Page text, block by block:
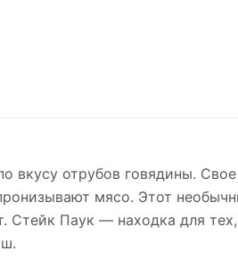
отрубов говядины. Свое
мясо. Этот
Стейк Паук — находка для